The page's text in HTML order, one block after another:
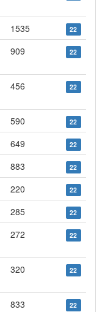
1535 22
909 22
456 22
590 22
649 22
883 22
220 22
285 22
272 22
320 22
833 22